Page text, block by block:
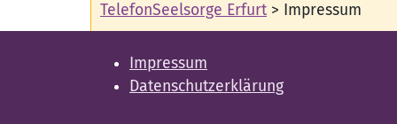
TelefonSeelsorge Erfurt > Impressum
Impressum
Datenschutzerklärung